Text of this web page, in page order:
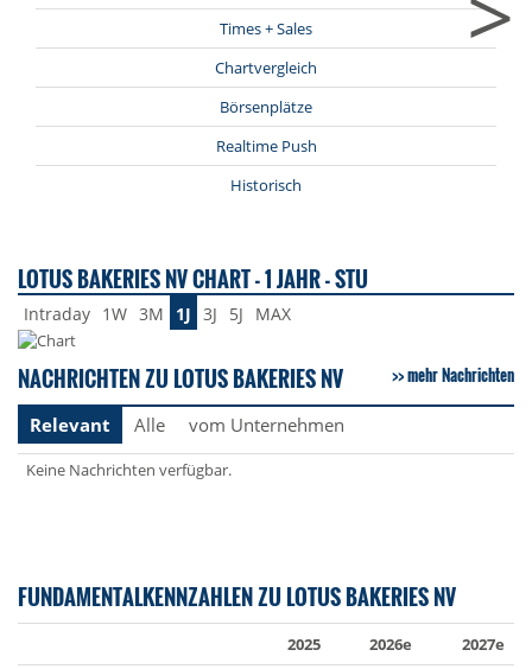
Times + Sales
Chartvergleich
Börsenplätze
Realtime Push
Historisch
LOTUS BAKERIES NV CHART - 1 JAHR - STU
Intraday 1W 3M 1J 3J 5J MAX
NACHRICHTEN ZU LOTUS BAKERIES NV mehr Nachrichten
Relevant Alle vom Unternehmen
Keine Nachrichten verfügbar.
FUNDAMENTALKENNZAHLEN ZU LOTUS BAKERIES NV
2025 2026e
2027e